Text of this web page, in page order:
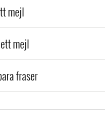
mejl
mejl
fraser